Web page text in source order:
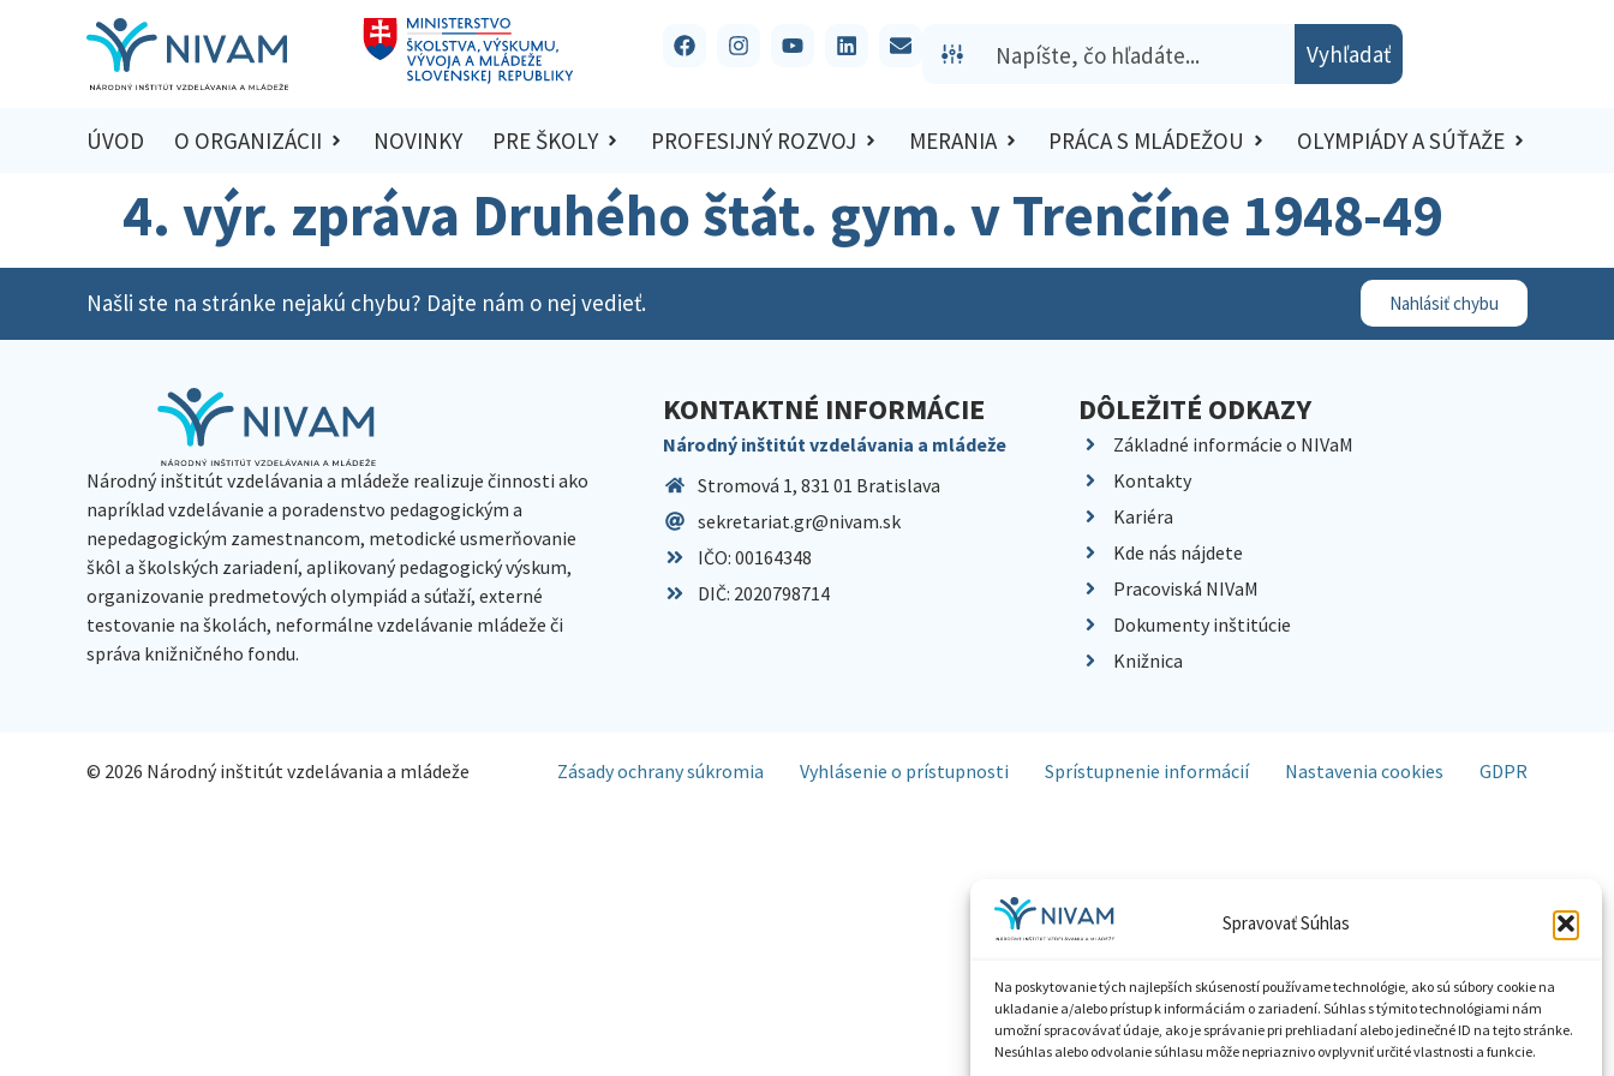
Spravovať Súhlas
Na poskytovanie tých najlepších skúseností používame technológie, ako sú súbory cookie na
ukladanie a/alebo prístup k informáciám o zariadení. Súhlas s týmito technológiami nám
umožní spracovávať údaje, ako je správanie pri prehliadaní alebo jedinečné ID na tejto stránke.
Nesúhlas alebo odvolanie súhlasu môže nepriaznivo ovplyvniť určité vlastnosti a funkcie.
Vyhľadať
ÚVOD O ORGANIZÁCII NOVINKY PRE ŠKOLY PROFESIJNÝ ROZVOJ MERANIA PRÁCA S MLÁDEŽOU OLYMPIÁDY A SÚŤAŽE
4. výr. zpráva Druhého štát. gym. v Trenčíne 1948-49
Našli ste na stránke nejakú chybu? Dajte nám o nej vedieť. Nahlásiť chybu
Národný inštitút vzdelávania a mládeže realizuje činnosti ako
napríklad vzdelávanie a poradenstvo pedagogickým a
nepedagogickým zamestnancom, metodické usmerňovanie
škôl a školských zariadení, aplikovaný pedagogický výskum,
organizovanie predmetových olympiád a súťaží, externé
testovanie na školách, neformálne vzdelávanie mládeže či
správa knižničného fondu.
KONTAKTNÉ INFORMÁCIE
Národný inštitút vzdelávania a mládeže
Stromová 1, 831 01 Bratislava
sekretariat.gr@nivam.sk
IČO: 00164348
DIČ: 2020798714
DÔLEŽITÉ ODKAZY
Základné informácie o NIVaM
Kontakty
Kariéra
Kde nás nájdete
Pracoviská NIVaM
Dokumenty inštitúcie
Knižnica
© 2026 Národný inštitút vzdelávania a mládeže Zásady ochrany súkromia Vyhlásenie o prístupnosti Sprístupnenie informácií Nastavenia cookies GDPR